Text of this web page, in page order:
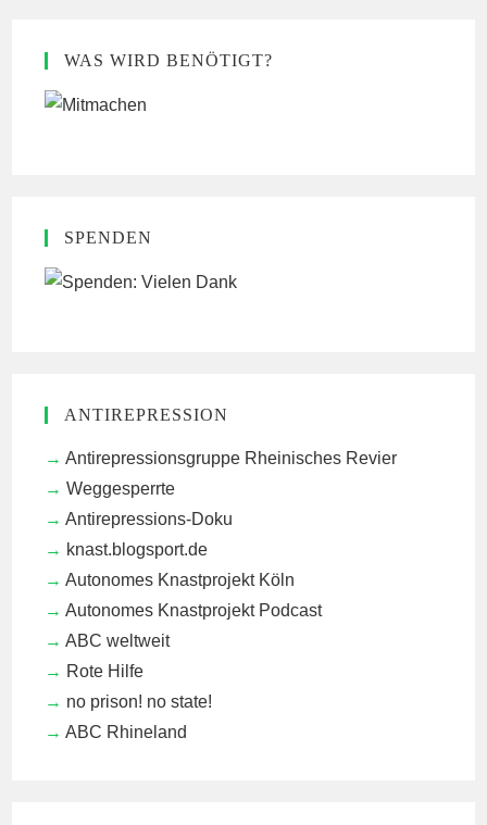
WAS WIRD BENÖTIGT?
SPENDEN
ANTIREPRESSION
Antirepressionsgruppe Rheinisches Revier
Weggesperrte
Antirepressions-Doku
knast.blogsport.de
Autonomes Knastprojekt Köln
Autonomes Knastprojekt Podcast
ABC weltweit
Rote Hilfe
no prison! no state!
ABC Rhineland